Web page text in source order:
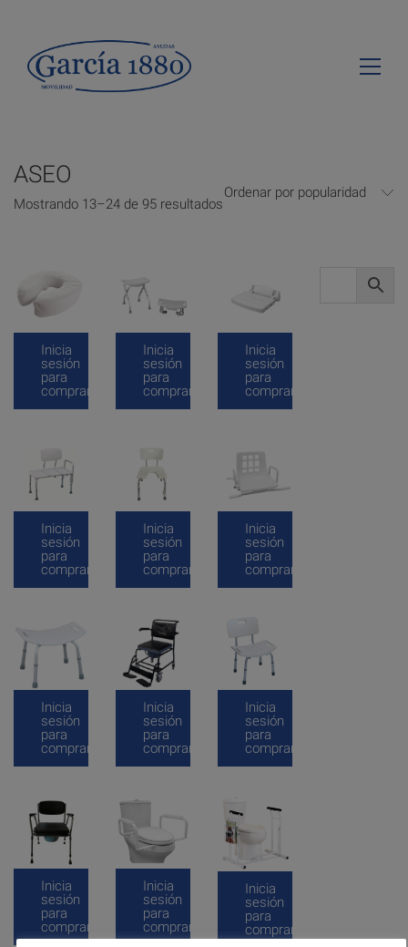
ASEO
Mostrando 13–24 de 95 resultados
Ordenar por popularidad
Inicia
sesión
para
comprar
Inicia
sesión
para
comprar
Inicia
sesión
para
comprar
Inicia
sesión
para
comprar
Inicia
sesión
para
comprar
Inicia
sesión
para
comprar
Inicia
sesión
para
comprar
Inicia
sesión
para
comprar
Inicia
sesión
para
comprar
Inicia
sesión
para
comprar
Inicia
sesión
para
comprar
Inicia
sesión
para
comprar